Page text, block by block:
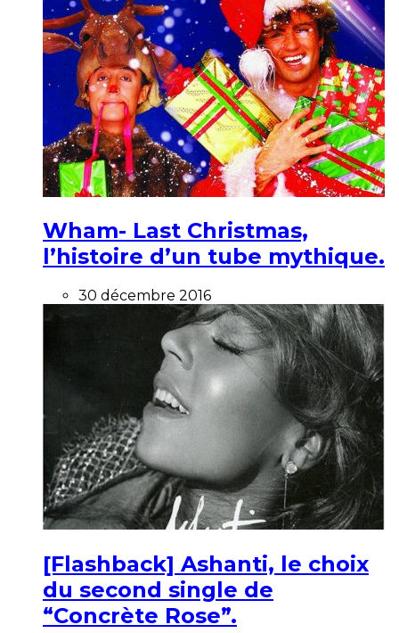
Wham- Last Christmas,
l’histoire d’un tube mythique.
30 décembre 2016
[Flashback] Ashanti, le choix
du second single de
“Concrète Rose”.